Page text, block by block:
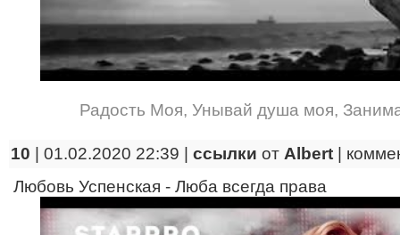
Радость Моя, Унывай душа моя,
10 | 01.02.2020 22:39 | ссылки от Albert
Любовь Успенская - Люба всегда права